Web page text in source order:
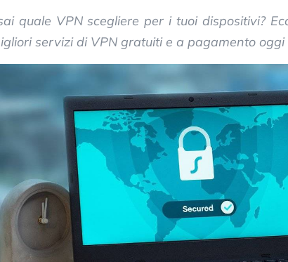
quale VPN scegliere per i tuoi dispositivi?
servizi di VPN gratuiti e a pagamento oggi